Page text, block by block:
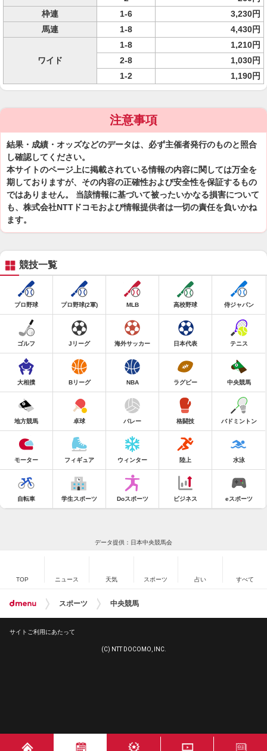
枠連
1-6
3,230円
馬連
1-8 4,430円
ワイド
1-8
1,210円
2-8
1,030円
1-2
1,190円
注意事項
結果・成績・オッズなどのデータは、必ず主催者発行のものと照合
し確認してください。
本サイトのページ上に掲載されている情報の内容に関しては万全を
期しておりますが、その内容の正確性および安全性を保証するもの
ではありません。 当該情報に基づいて被ったいかなる損害について
も、株式会社NTTドコモおよび情報提供者は一切の責任を負いかね
ます。
競技一覧
プロ野球 プロ野球(2軍) MLB 高校野球 侍ジャパン
ゴルフ Jリーグ 海外サッカー 日本代表 テニス
大相撲 Bリーグ NBA ラグビー 中央競馬
地方競馬 卓球 バレー 格闘技 バドミントン
モーター フィギュア ウィンター 陸上 水泳
自転車 学生スポーツ Doスポーツ ビジネス eスポーツ
データ提供：日本中央競馬会
TOP ニュース 天気 スポーツ 占い すべて
スポーツ 中央競馬
サイトご利用にあたって
(C) NTT DOCOMO, INC.